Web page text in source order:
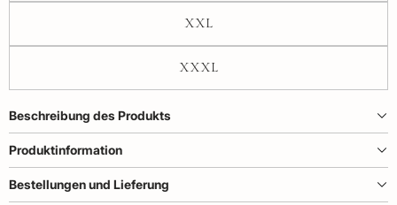
XXL
XXXL
Beschreibung des Produkts
Produktinformation
Bestellungen und Lieferung